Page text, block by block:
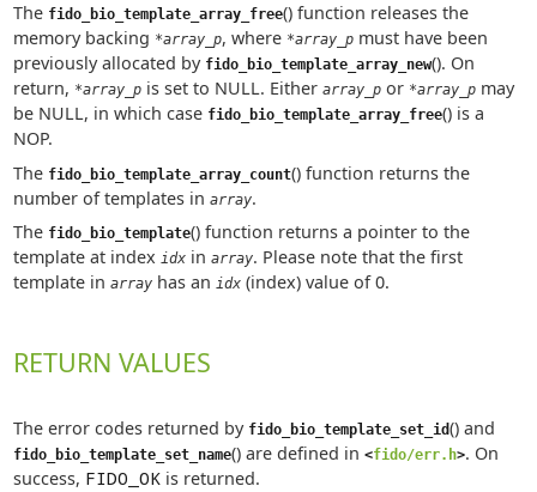
The fido_bio_template_array_free() function releases the
memory backing *array_p, where *array_pmust have been
previously allocated by fido_bio_template_array_new(). On
return, *array_pis set to NULL. Either array_por *array_pmay
be NULL, in which case fido_bio_template_array_free() is a
NOP.
The fido_bio_template_array_count() function returns the
number of templates in array.
The fido_bio_template() function returns a pointer to the
template at index idxin array. Please note that the first
template in arrayhas an idx(index) value of 0.
RETURN VALUES
The error codes returned by fido_bio_template_set_id() and
fido_bio_template_set_name() are defined in <fido/err.h>. On
success, FIDO_OKis returned.